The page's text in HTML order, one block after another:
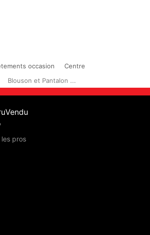
occasion
Centre
Blouson et Pantalon ...
pros